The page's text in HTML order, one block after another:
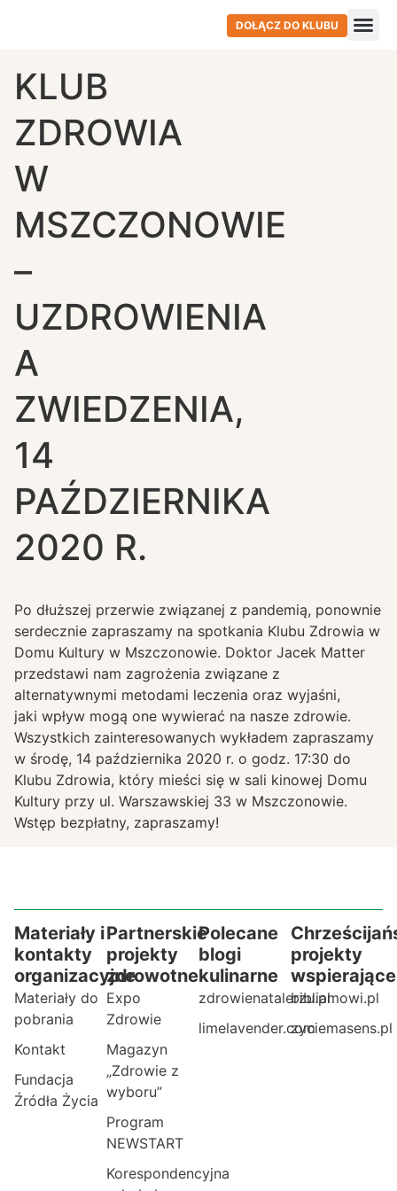
DOŁĄCZ DO KLUBU
KLUB
ZDROWIA
W
MSZCZONOWIE
–
UZDROWIENIA
A
ZWIEDZENIA,
14
PAŹDZIERNIKA
2020 R.
Po dłuższej przerwie związanej z pandemią, ponownie
serdecznie zapraszamy na spotkania Klubu Zdrowia w
Domu Kultury w Mszczonowie. Doktor Jacek Matter
przedstawi nam zagrożenia związane z
alternatywnymi metodami leczenia oraz wyjaśni,
jaki wpływ mogą one wywierać na nasze zdrowie.
Wszystkich zainteresowanych wykładem zapraszamy
w środę, 14 października 2020 r. o godz. 17:30 do
Klubu Zdrowia, który mieści się w sali kinowej Domu
Kultury przy ul. Warszawskiej 33 w Mszczonowie.
Wstęp bezpłatny, zapraszamy!
Materiały i
kontakty
organizacyjne
Materiały do
pobrania
Kontakt
Fundacja
Źródła Życia
Partnerskie
projekty
zdrowotne
Expo
Zdrowie
Magazyn
„Zdrowie z
wyboru”
Program
NEWSTART
Korespondencyjna
Polecane
blogi
kulinarne
zdrowienatalerzu.pl
limelavender.com
projekty
wspierające
bibliamowi.pl
zyciemasens.pl